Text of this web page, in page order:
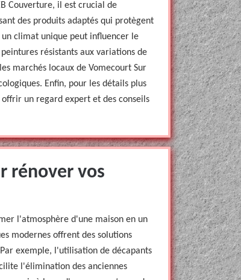
Couverture, il est crucial de
des produits adaptés qui protègent
un climat unique peut influencer le
résistants aux variations de
marchés locaux de Vomecourt Sur
Enfin, pour les détails plus
un regard expert et des conseils
rénover vos
l'atmosphère d'une maison en un
modernes offrent des solutions
exemple, l'utilisation de décapants
l'élimination des anciennes